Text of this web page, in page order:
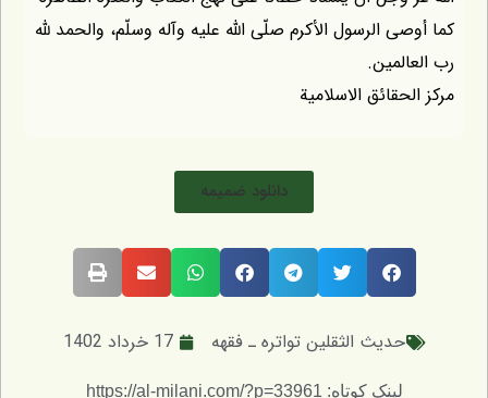
الرسول الأكرم صلّى اللّه عليه وآله وسلّم، والحمد للّه
الاسلامية
دانلود ضمیمه
حديث الثقلين تواتره ـ فقهه 17 خرداد 1402